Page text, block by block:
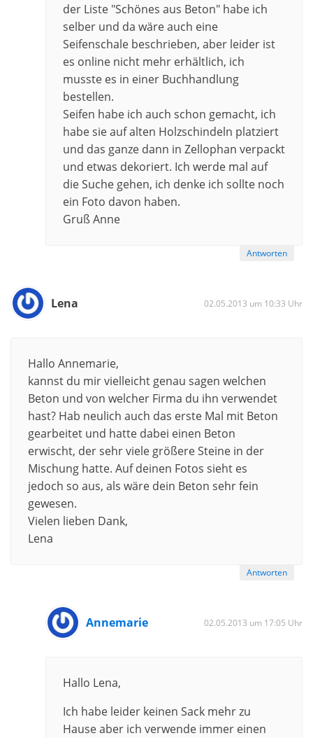
der Liste "Schönes aus Beton" habe ich
selber und da wäre auch eine
Seifenschale beschrieben, aber leider ist
es online nicht mehr erhältlich, ich
musste es in einer Buchhandlung
bestellen.
Seifen habe ich auch schon gemacht, ich
habe sie auf alten Holzschindeln platziert
und das ganze dann in Zellophan verpackt
und etwas dekoriert. Ich werde mal auf
die Suche gehen, ich denke ich sollte noch
ein Foto davon haben.
Gruß Anne
Antworten
Lena 02.05.2013 um 10:33 Uhr
Hallo Annemarie,
kannst du mir vielleicht genau sagen welchen
Beton und von welcher Firma du ihn verwendet
hast? Hab neulich auch das erste Mal mit Beton
gearbeitet und hatte dabei einen Beton
erwischt, der sehr viele größere Steine in der
Mischung hatte. Auf deinen Fotos sieht es
jedoch so aus, als wäre dein Beton sehr fein
gewesen.
Vielen lieben Dank,
Lena
Antworten
Annemarie 02.05.2013 um 17:05 Uhr
Hallo Lena,
Ich habe leider keinen Sack mehr zu
Hause aber ich verwende immer einen